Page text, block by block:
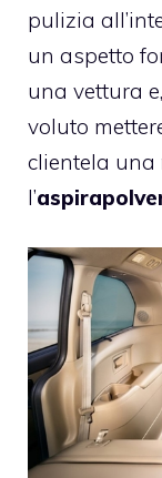
pulizia
un aspetto
una vettura
voluto
clientela una
l’